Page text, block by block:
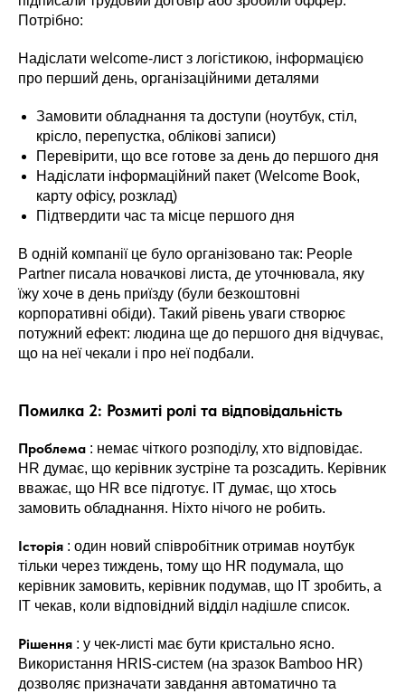
Потрібно:
Надіслати welcome-лист з логістикою, інформацією
про перший день, організаційними деталями
Замовити обладнання та доступи (ноутбук, стіл,
крісло, перепустка, облікові записи)
Перевірити, що все готове за день до першого дня
Надіслати інформаційний пакет (Welcome Book,
карту офісу, розклад)
Підтвердити час та місце першого дня
В одній компанії це було організовано так: People
Partner писала новачкові листа, де уточнювала, яку
їжу хоче в день приїзду (були безкоштовні
корпоративні обіди). Такий рівень уваги створює
потужний ефект: людина ще до першого дня відчуває,
що на неї чекали і про неї подбали.
Помилка 2: Розмиті ролі та відповідальність
Проблема : немає чіткого розподілу, хто відповідає.
HR думає, що керівник зустріне та розсадить. Керівник
вважає, що HR все підготує. IT думає, що хтось
замовить обладнання. Ніхто нічого не робить.
Історія : один новий співробітник отримав ноутбук
тільки через тиждень, тому що HR подумала, що
керівник замовить, керівник подумав, що IT зробить, а
IT чекав, коли відповідний відділ надішле список.
Рішення : у чек-листі має бути кристально ясно.
Використання HRIS-систем (на зразок Bamboo HR)
дозволяє призначати завдання автоматично та